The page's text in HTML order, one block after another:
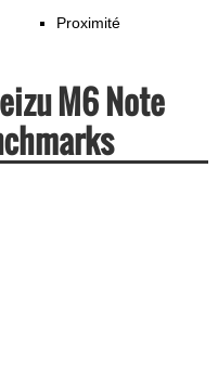
Proximité
M6 Note